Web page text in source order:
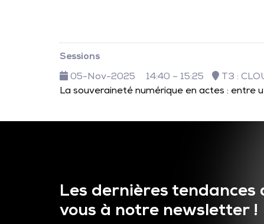
Sessions
05-Nov-2025
14:40 – 15:25
T3 :
La souveraineté numérique en actes : entre
Les dernières
vous à notre newsletter !